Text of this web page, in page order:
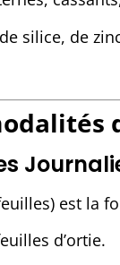
de silice, de
est la
d’ortie.